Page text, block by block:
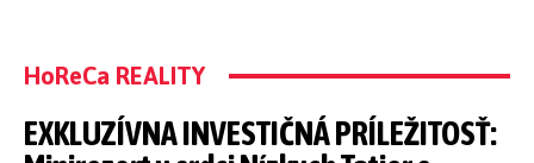
HoReCa REALITY
EXKLUZÍVNA INVESTIČNÁ PRÍLEŽITOSŤ: